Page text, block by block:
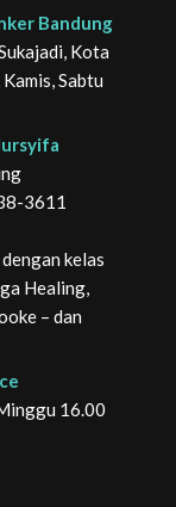
Bandung
Kota
Sabtu
3611
kelas
Healing,
– dan
16.00